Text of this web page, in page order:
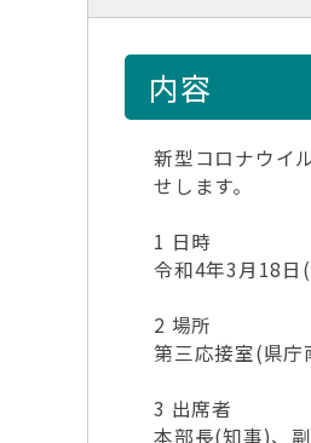
内容
新型コロナウイ
せします。
1 日時
令和4年3月18日
2 場所
第三応接室(県庁
3 出席者
本部長(知事)、